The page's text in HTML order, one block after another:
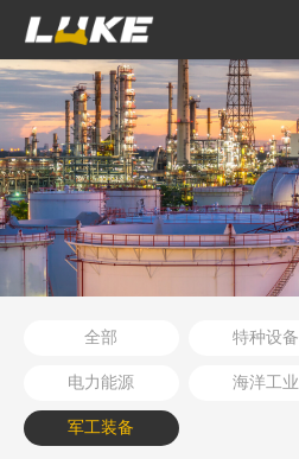
全部 特种设备
电力能源 海洋工业
军工装备